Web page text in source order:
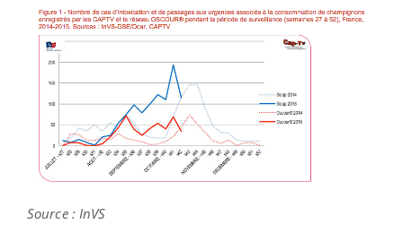
Source : InVS